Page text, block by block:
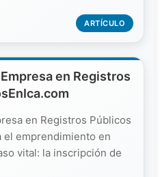
ARTÍCULO
en Registros
en Registros Públicos
el emprendimiento en
vital: la inscripción de